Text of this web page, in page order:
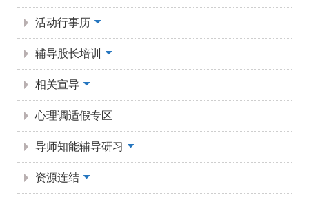
活动行事历
辅导股长培训
相关宣导
心理调适假专区
导师知能辅导研习
资源连结